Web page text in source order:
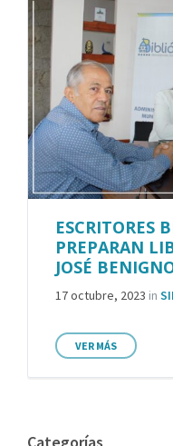
ESCRITORES
PREPARAN
JOSÉ
17 octubre, 2023 in
VER MÁS